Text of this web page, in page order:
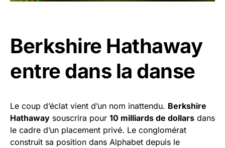
Berkshire Hathaway
entre dans la danse
Le coup d’éclat vient d’un nom inattendu. Berkshire
Hathaway souscrira pour 10 milliards de dollars dans
le cadre d’un placement privé. Le conglomérat
construit sa position dans Alphabet depuis le